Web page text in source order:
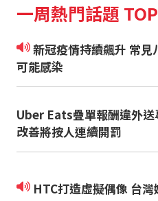
一周熱門話題
新冠疫情持續飆升 常見八大症狀 沒發燒也
可能感染
Uber Eats疊單報酬違外送
改善將按人連續開罰
HTC打造虛擬偶像 台